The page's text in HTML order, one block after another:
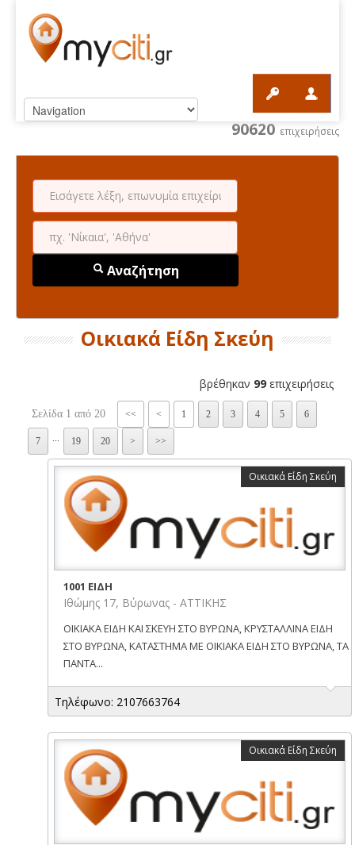
90620 επιχειρήσεις
Αναζήτηση
Οικιακά Είδη Σκεύη
βρέθηκαν 99 επιχειρήσεις
Σελίδα 1 από 20 << < 1 2 3 4 5 6
7 19 20 > >>
Οικιακά Είδη Σκεύη
1001 ΕΙΔΗ
Ιθώμης 17, Βύρωνας - ΑΤΤΙΚΗΣ
ΟΙΚΙΑΚΑ ΕΙΔΗ ΚΑΙ ΣΚΕΥΗ ΣΤΟ ΒΥΡΩΝΑ, ΚΡΥΣΤΑΛΛΙΝΑ ΕΙΔΗ
ΣΤΟ ΒΥΡΩΝΑ, ΚΑΤΑΣΤΗΜΑ ΜΕ ΟΙΚΙΑΚΑ ΕΙΔΗ ΣΤΟ ΒΥΡΩΝΑ, ΤΑ
ΠΑΝΤΑ...
Τηλέφωνο: 2107663764
Οικιακά Είδη Σκεύη